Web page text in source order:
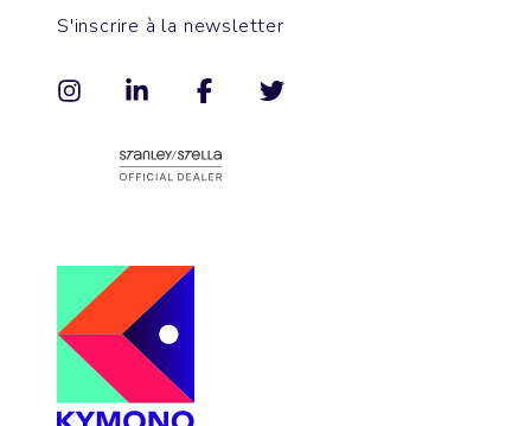
S'inscrire à la newsletter